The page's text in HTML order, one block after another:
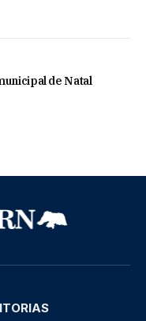
de Natal